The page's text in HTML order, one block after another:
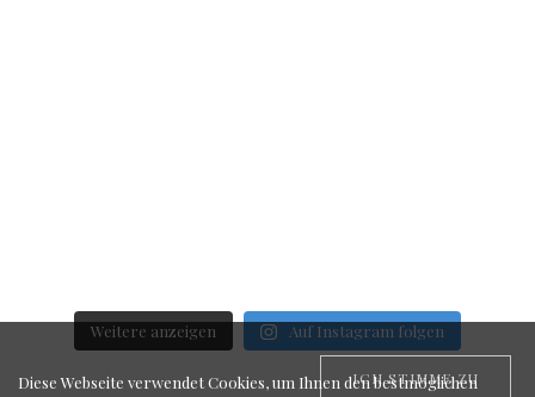
Weitere anzeigen Auf Instagram folgen
ICH STIMME ZU
Diese Webseite verwendet Cookies, um Ihnen den bestmöglichen